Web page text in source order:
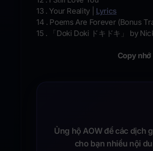
13 . Your Reality | Lyrics
14 . Poems Are Forever (Bonus
15 . 「Doki Doki ドキドキ」 by
Copy
Ủng hộ AOW để các dịch
cho bạn nhiều nội